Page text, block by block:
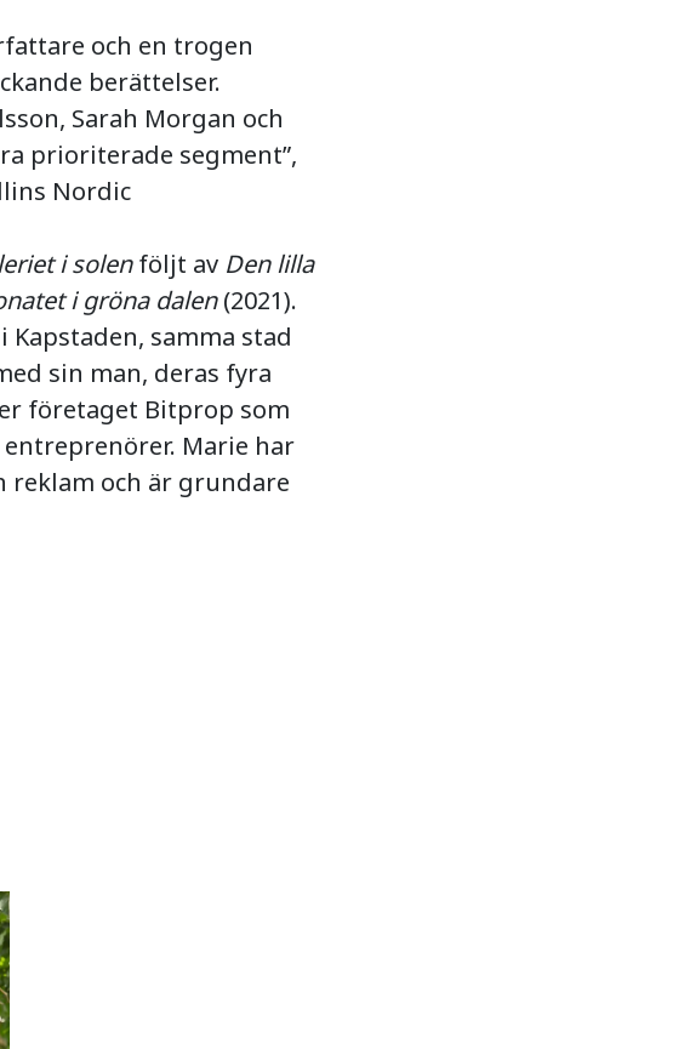
och en trogen
berättelser.
Sarah Morgan och
prioriterade segment”,
Nordic
i solenföljt av Den lilla
i gröna dalen(2021).
samma stad
sin man, deras fyra
företaget Bitprop som
Marie har
reklam och är grundare